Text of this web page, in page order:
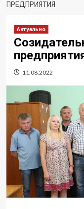
ПРЕДПРИЯТИЯ
Актуально
11.08.2022